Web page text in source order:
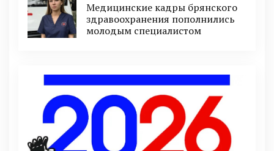
Медицинские кадры брянского
здравоохранения пополнились
молодым специалистом